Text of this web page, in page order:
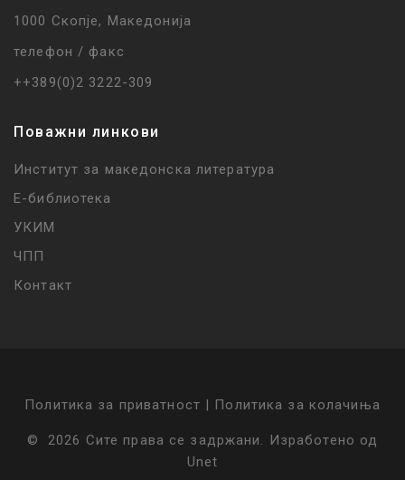
1000 Скопје, Македонија
телефон / факс
++389(0)2 3222-309
Поважни линкови
Институт за македонска литература
Е-библиотека
УКИМ
ЧПП
Контакт
©2026 Сите права се задржани. Изработено од
Unet
Политика за приватност | Политика за колачиња